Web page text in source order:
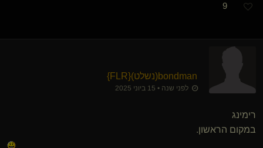
9
bondman​(נשלט) ​{
FLR
}
לפני שנה • 15 ביוני 2025
רימינג
במקום הראשון.